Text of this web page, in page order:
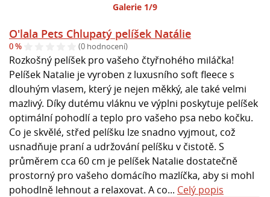
Galerie 1/9
O'lala Pets Chlupatý pelíšek Natálie
0 % (0 hodnocení)
Rozkošný pelíšek pro vašeho čtyřnohého miláčka!
Pelíšek Natalie je vyroben z luxusního soft fleece s
dlouhým vlasem, který je nejen měkký, ale také velmi
mazlivý. Díky dutému vláknu ve výplni poskytuje pelíšek
optimální pohodlí a teplo pro vašeho psa nebo kočku.
Co je skvělé, střed pelíšku lze snadno vyjmout, což
usnadňuje praní a udržování pelíšku v čistotě. S
průměrem cca 60 cm je pelíšek Natalie dostatečně
prostorný pro vašeho domácího mazlíčka, aby si mohl
pohodlně lehnout a relaxovat. A co... Celý popis